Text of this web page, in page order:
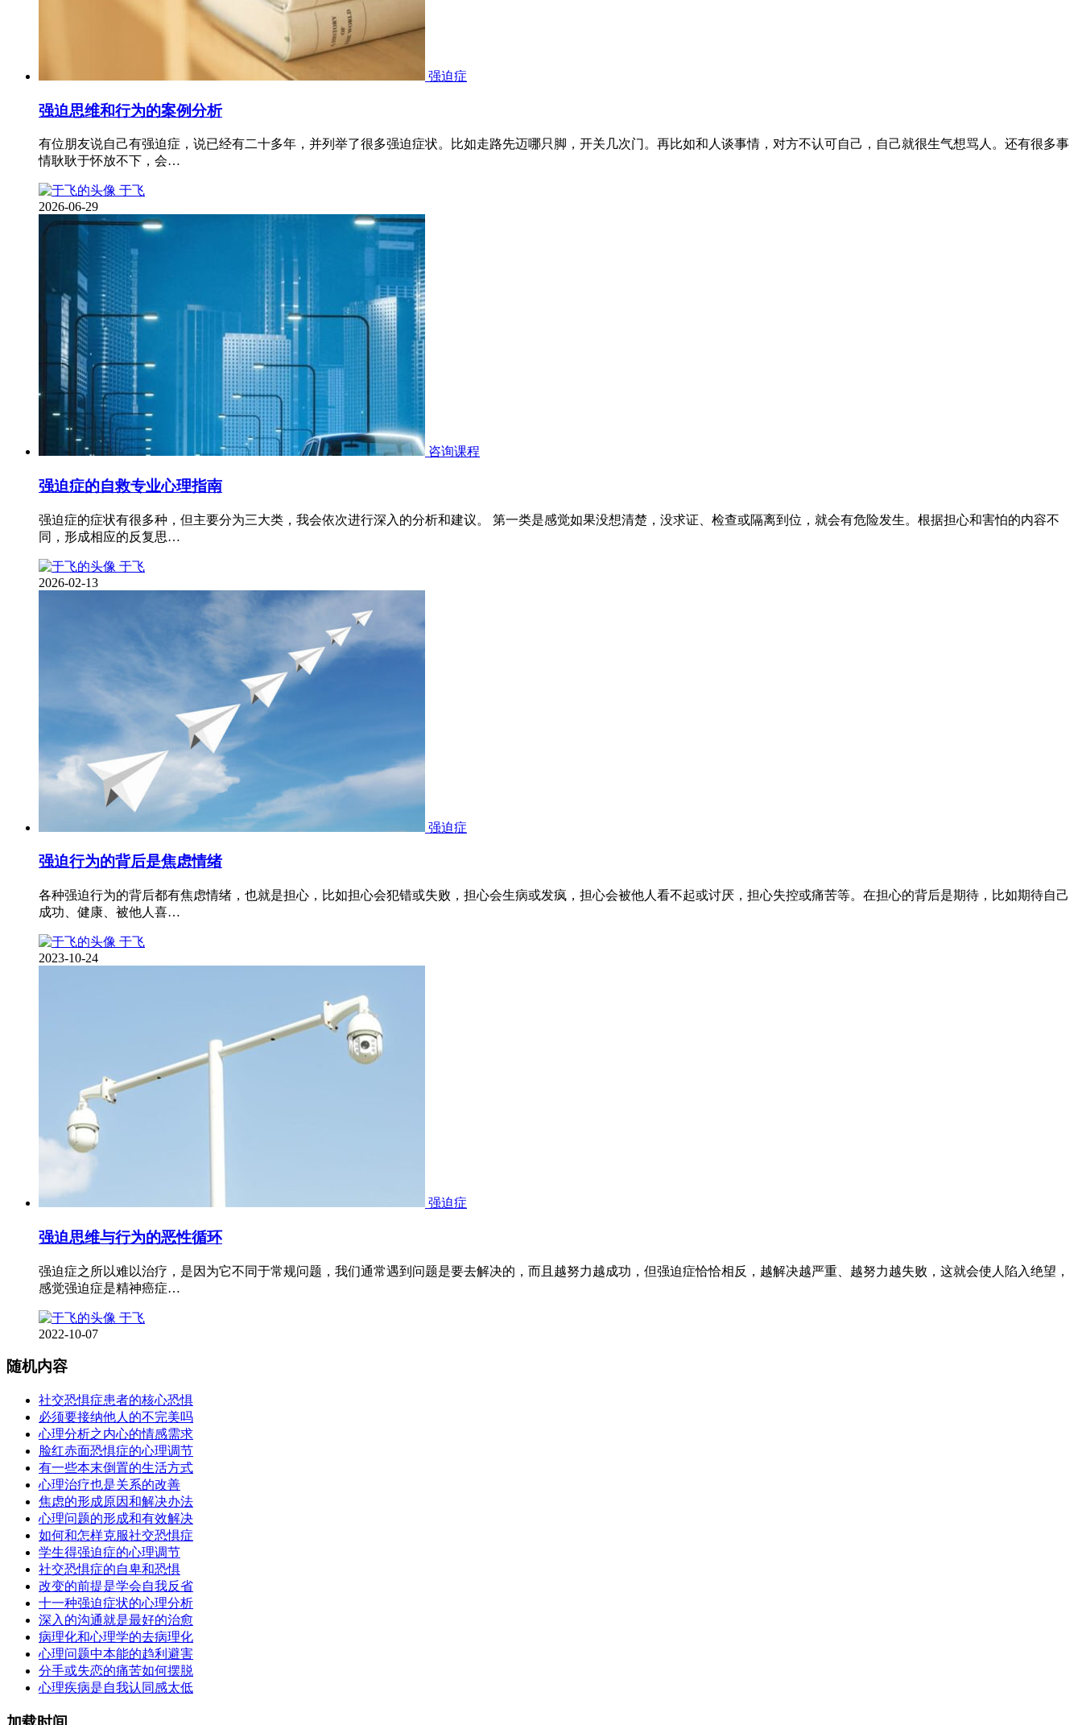
强迫症
强迫思维和行为的案例分析
有位朋友说自己有强迫症，说已经有二十多年，并列举了很多强迫症状。比如走路先迈哪只脚，开关几次门。再比如和人谈事情，对方不认可自己，自己就很生气想骂人。还有很多事
情耿耿于怀放不下，会…
于飞
2026-06-29
咨询课程
强迫症的自救专业心理指南
强迫症的症状有很多种，但主要分为三大类，我会依次进行深入的分析和建议。 第一类是感觉如果没想清楚，没求证、检查或隔离到位，就会有危险发生。根据担心和害怕的内容不
同，形成相应的反复思…
于飞
2026-02-13
强迫症
强迫行为的背后是焦虑情绪
各种强迫行为的背后都有焦虑情绪，也就是担心，比如担心会犯错或失败，担心会生病或发疯，担心会被他人看不起或讨厌，担心失控或痛苦等。在担心的背后是期待，比如期待自己
成功、健康、被他人喜…
于飞
2023-10-24
强迫症
强迫思维与行为的恶性循环
强迫症之所以难以治疗，是因为它不同于常规问题，我们通常遇到问题是要去解决的，而且越努力越成功，但强迫症恰恰相反，越解决越严重、越努力越失败，这就会使人陷入绝望，
感觉强迫症是精神癌症…
于飞
2022-10-07
随机内容
社交恐惧症患者的核心恐惧
必须要接纳他人的不完美吗
心理分析之内心的情感需求
脸红赤面恐惧症的心理调节
有一些本末倒置的生活方式
心理治疗也是关系的改善
焦虑的形成原因和解决办法
心理问题的形成和有效解决
如何和怎样克服社交恐惧症
学生得强迫症的心理调节
社交恐惧症的自卑和恐惧
改变的前提是学会自我反省
十一种强迫症状的心理分析
深入的沟通就是最好的治愈
病理化和心理学的去病理化
心理问题中本能的趋利避害
分手或失恋的痛苦如何摆脱
心理疾病是自我认同感太低